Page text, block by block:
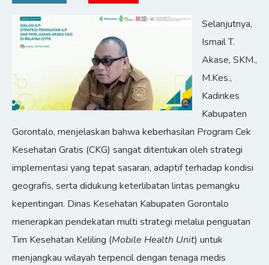
Selanjutnya,
Ismail T.
Akase, SKM.,
M.Kes.,
Kadinkes
Kabupaten
Gorontalo, menjelaskan bahwa keberhasilan Program Cek
Kesehatan Gratis (CKG) sangat ditentukan oleh strategi
implementasi yang tepat sasaran, adaptif terhadap kondisi
geografis, serta didukung keterlibatan lintas pemangku
kepentingan. Dinas Kesehatan Kabupaten Gorontalo
menerapkan pendekatan multi strategi melalui penguatan
Tim Kesehatan Keliling (Mobile Health Unit) untuk
menjangkau wilayah terpencil dengan tenaga medis